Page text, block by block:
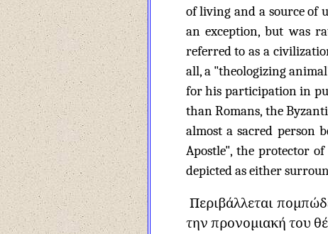
of living and a source of
an exception, but was
referred to as a
all, a "theologizing
for his participation in
than Romans, the
almost a sacred person
Apostle", the protector
depicted as either
Περιβάλλεται
την προνομιακή του